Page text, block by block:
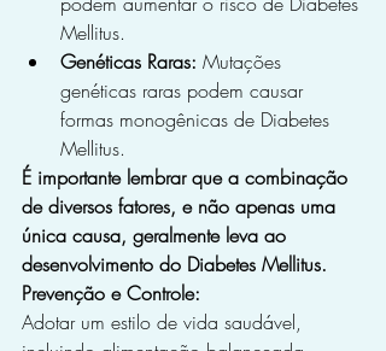
Mellitus.
Genéticas Raras: Mutações
genéticas raras podem causar
formas monogênicas de Diabetes
Mellitus.
É importante lembrar que a combinação
de diversos fatores, e não apenas uma
única causa, geralmente leva ao
desenvolvimento do Diabetes Mellitus.
Prevenção e Controle:
Adotar um estilo de vida saudável,